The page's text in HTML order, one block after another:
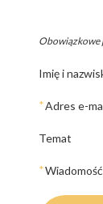
Obowiązkowe
Imię i
*Adres e-
Temat
*Wiadomość